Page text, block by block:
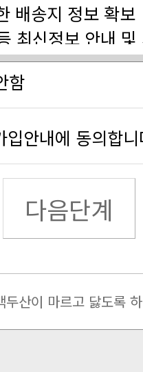
말합니다.
배송지 정보 확보
대한 요금결제
용 방지 및 비인
질의 서비스 제공
파기합니다.
함
안내에 동의합
다음단계
두산이 마르고 닳도록